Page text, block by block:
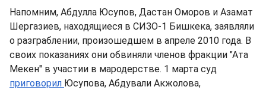
Напомним, Абдулла Юсупов, Дастан Оморов и Азамат
Шергазиев, находящиеся в СИЗО-1 Бишкека, заявляли
о разграблении, произошедшем в апреле 2010 года. В
своих показаниях они обвиняли членов фракции "Ата
Мекен" в участии в мародерстве. 1 марта суд
приговорил Юсупова, Абдували Акжолова,